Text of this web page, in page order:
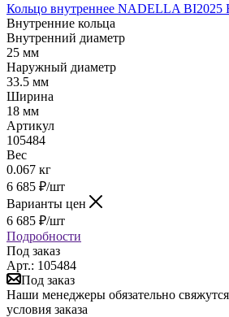
Кольцо внутреннее NADELLA BI2025
Внутренние кольца
Внутренний диаметр
25 мм
Наружный диаметр
33.5 мм
Ширина
18 мм
Артикул
105484
Вес
0.067 кг
6 685 ₽/шт
Варианты цен
6 685 ₽/шт
Подробности
Под заказ
Арт.: 105484
Под заказ
Наши менеджеры обязательно
условия заказа